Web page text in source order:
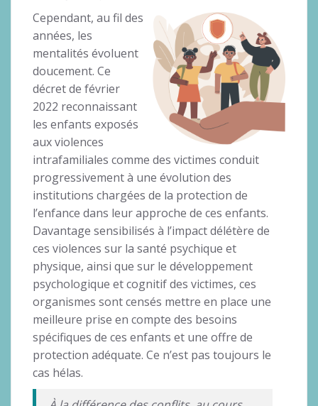
Cependant, au fil des
années, les
mentalités évoluent
doucement. Ce
décret de février
2022 reconnaissant
les enfants exposés
aux violences
intrafamiliales comme des victimes conduit
progressivement à une évolution des
institutions chargées de la protection de
l’enfance dans leur approche de ces enfants.
Davantage sensibilisés à l’impact délétère de
ces violences sur la santé psychique et
physique, ainsi que sur le développement
psychologique et cognitif des victimes, ces
organismes sont censés mettre en place une
meilleure prise en compte des besoins
spécifiques de ces enfants et une offre de
protection adéquate. Ce n’est pas toujours le
cas hélas.